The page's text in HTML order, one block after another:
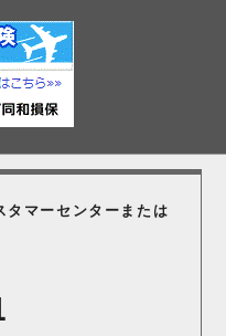
タマーセンター または